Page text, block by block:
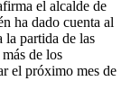
el alcalde de
ha dado cuenta al
la partida de las
de los
el próximo mes de